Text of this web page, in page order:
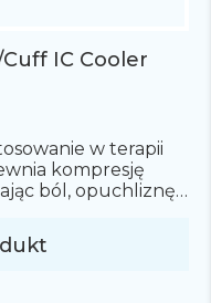
IC Cooler
w terapii
kompresję
ból, opuchliznę i
odłączenia termosu
podczas